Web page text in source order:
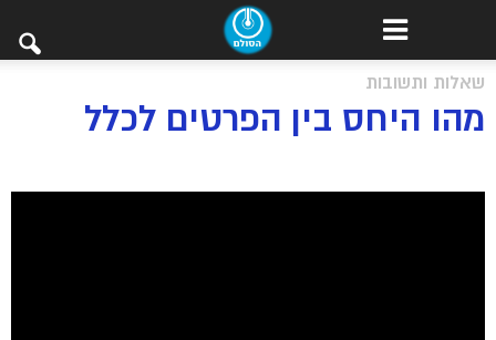
שאלות ותשובות
מהו היחס בין הפרטים לכלל